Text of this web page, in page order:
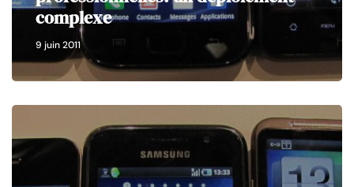
complexe
9 juin 2011